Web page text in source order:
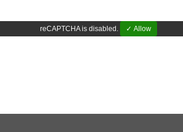
reCAPTCHA is disabled. ✓ Allow